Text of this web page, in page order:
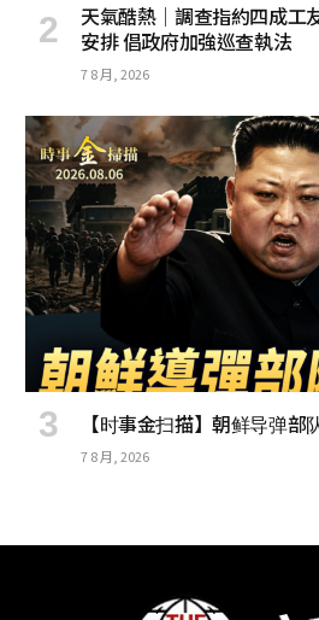
天氣酷熱│調查指約四成工
安排 倡政府加強巡查執法
7 8 月, 2026
【时事金扫描】朝鲜导弹部
7 8 月, 2026